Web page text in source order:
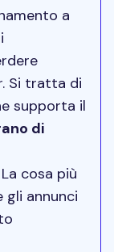
a
Si tratta di
supporta il
di
cosa più
annunci